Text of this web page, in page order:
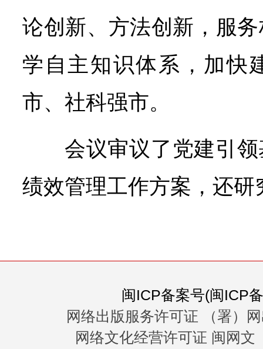
论创新、方法创新，服
学自主知识体系，加快
市、社科强市。
会议审议了党建引
绩效管理工作方案，还研
闽ICP备案号(闽ICP
网络出版服务许可证 （署）
网络文化经营许可证 闽网文